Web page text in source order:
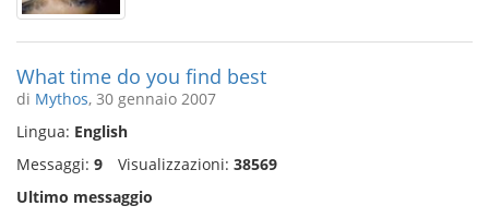
What time do you find best
di Mythos, 30 gennaio 2007
Lingua: English
Messaggi: 9 Visualizzazioni: 38569
Ultimo messaggio